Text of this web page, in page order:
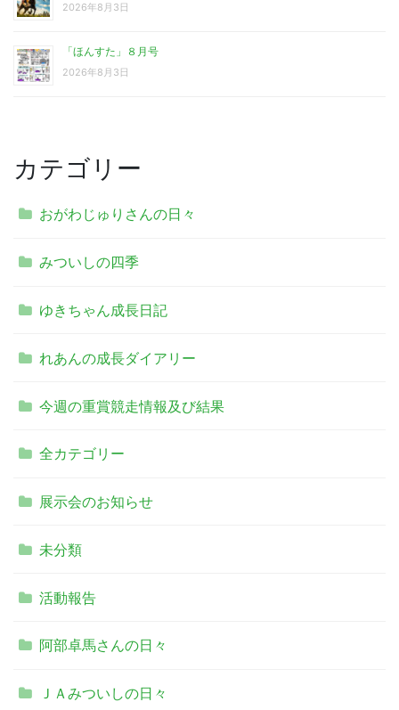
2026年8月3日
「ほんすた」８月号
2026年8月3日
カテゴリー
おがわじゅりさんの日々
みついしの四季
ゆきちゃん成長日記
れあんの成長ダイアリー
今週の重賞競走情報及び結果
全カテゴリー
展示会のお知らせ
未分類
活動報告
阿部卓馬さんの日々
ＪＡみついしの日々